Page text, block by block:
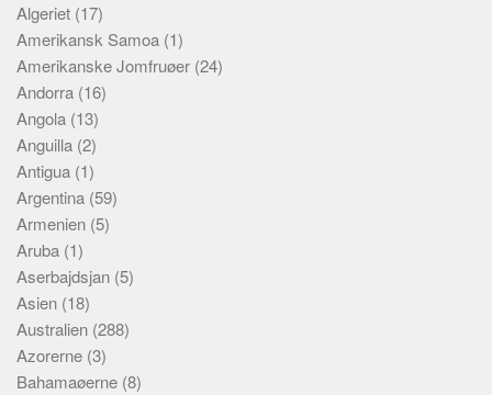
Algeriet (17)
Amerikansk Samoa (1)
Amerikanske Jomfruøer (24)
Andorra (16)
Angola (13)
Anguilla (2)
Antigua (1)
Argentina (59)
Armenien (5)
Aruba (1)
Aserbajdsjan (5)
Asien (18)
Australien (288)
Azorerne (3)
Bahamaøerne (8)